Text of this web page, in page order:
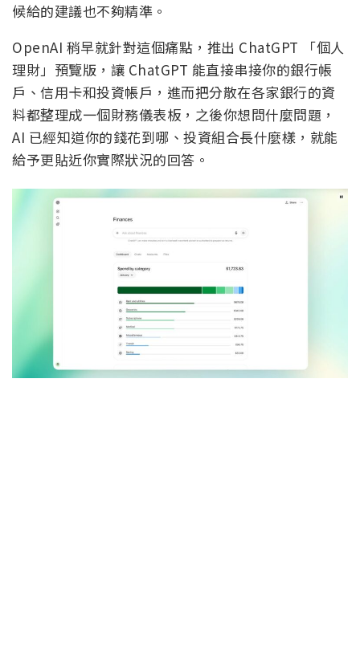
候給的建議也不夠精準。
OpenAI 稍早就針對這個痛點，推出 ChatGPT 「個人
理財」預覽版，讓 ChatGPT 能直接串接你的銀行帳
戶、信用卡和投資帳戶，進而把分散在各家銀行的資
料都整理成一個財務儀表板，之後你想問什麼問題，
AI 已經知道你的錢花到哪、投資組合長什麼樣，就能
給予更貼近你實際狀況的回答。